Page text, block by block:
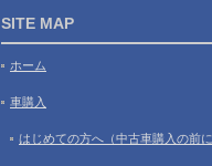
SITE MAP
ホーム
車購入
はじめての方へ（中古車購入の前